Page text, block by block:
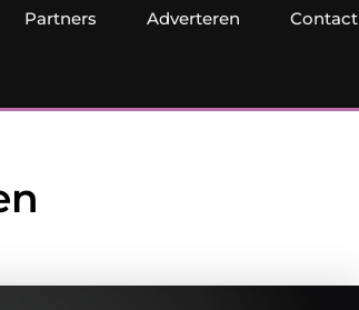
Partners Adverteren Contact